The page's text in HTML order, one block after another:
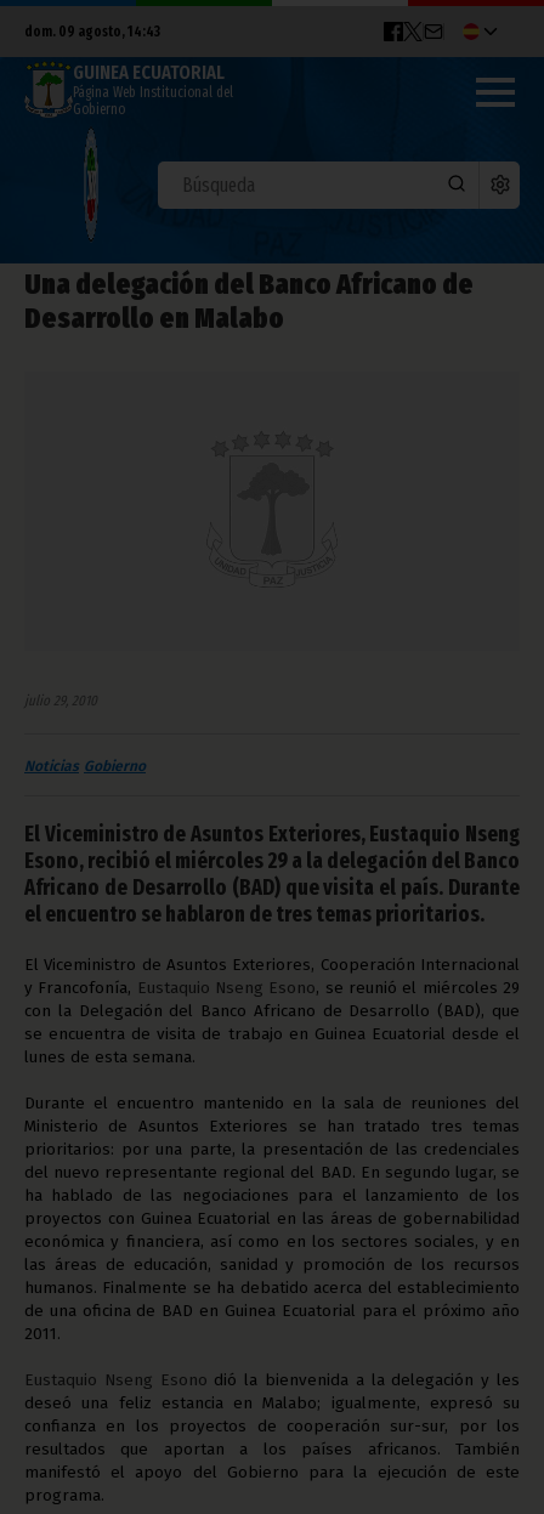
dom. 09 agosto, 14:43
GUINEA ECUATORIAL
Página Web Institucional del
Gobierno
Una delegación del Banco Africano de
Desarrollo en Malabo
julio 29, 2010
Noticias Gobierno
El Viceministro de Asuntos Exteriores, Eustaquio Nseng
Esono, recibió el miércoles 29 a la delegación del Banco
Africano de Desarrollo (BAD) que visita el país. Durante
el encuentro se hablaron de tres temas prioritarios.
El Viceministro de Asuntos Exteriores, Cooperación Internacional
y Francofonía, Eustaquio Nseng Esono, se reunió el miércoles 29
con la Delegación del Banco Africano de Desarrollo (BAD), que
se encuentra de visita de trabajo en Guinea Ecuatorial desde el
lunes de esta semana.
Durante el encuentro mantenido en la sala de reuniones del
Ministerio de Asuntos Exteriores se han tratado tres temas
prioritarios: por una parte, la presentación de las credenciales
del nuevo representante regional del BAD. En segundo lugar, se
ha hablado de las negociaciones para el lanzamiento de los
proyectos con Guinea Ecuatorial en las áreas de gobernabilidad
económica y financiera, así como en los sectores sociales, y en
las áreas de educación, sanidad y promoción de los recursos
humanos. Finalmente se ha debatido acerca del establecimiento
de una oficina de BAD en Guinea Ecuatorial para el próximo año
2011.
Eustaquio Nseng Esono dió la bienvenida a la delegación y les
deseó una feliz estancia en Malabo; igualmente, expresó su
confianza en los proyectos de cooperación sur-sur, por los
resultados que aportan a los países africanos. También
manifestó el apoyo del Gobierno para la ejecución de este
programa.